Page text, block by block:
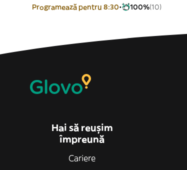
Programează pentru 8:30 100%(10)
Hai să reușim
împreună
Cariere